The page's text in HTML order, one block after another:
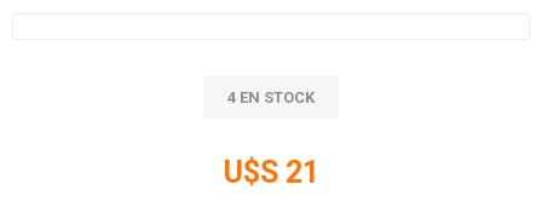
4 EN STOCK
U$S 21